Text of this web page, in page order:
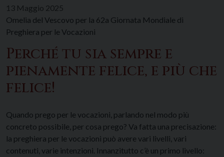
13 Maggio 2025
Omelia del Vescovo per la 62a Giornata Mondiale di
Preghiera per le Vocazioni
Perché tu sia sempre e
pienamente felice, e più che
felice!
Quando prego per le vocazioni, parlando nel modo più
concreto possibile, per cosa prego? Va fatta una precisazione:
la preghiera per le vocazioni può avere vari livelli, vari
contenuti, varie intenzioni. Innanzitutto c’è un primo livello: